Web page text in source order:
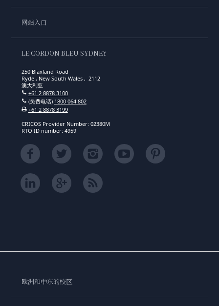
网站入口
LE CORDON BLEU SYDNEY
250 Blaxland Road
Ryde , New South Wales , 2112
澳大利亚
+61 2 8878 3100
(免费电话) 1800 064 802
+61 2 8878 3199
CRICOS Provider Number: 02380M
RTO ID number: 4959
欧洲和中东的校区